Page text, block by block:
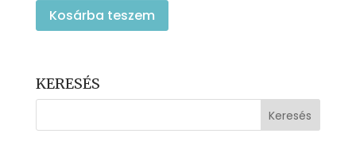
Kosárba teszem
KERESÉS